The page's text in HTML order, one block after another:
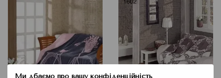
Ми дбаємо про вашу конфіденційність